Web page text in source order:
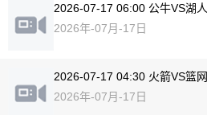
2026-07-17 06:00 公牛VS湖人
2026年-07月-17日
2026-07-17 04:30 火箭VS篮网
2026年-07月-17日